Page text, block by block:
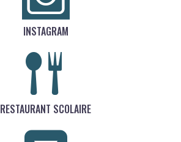
INSTAGRAM
RESTAURANT SCOLAIRE